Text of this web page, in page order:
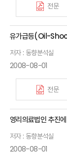
전문
유가급등(Oil-
저자 : 동향분석실
2008-08-01
전문
영리의료법인 추진
저자 : 동향분석실
2008-08-01